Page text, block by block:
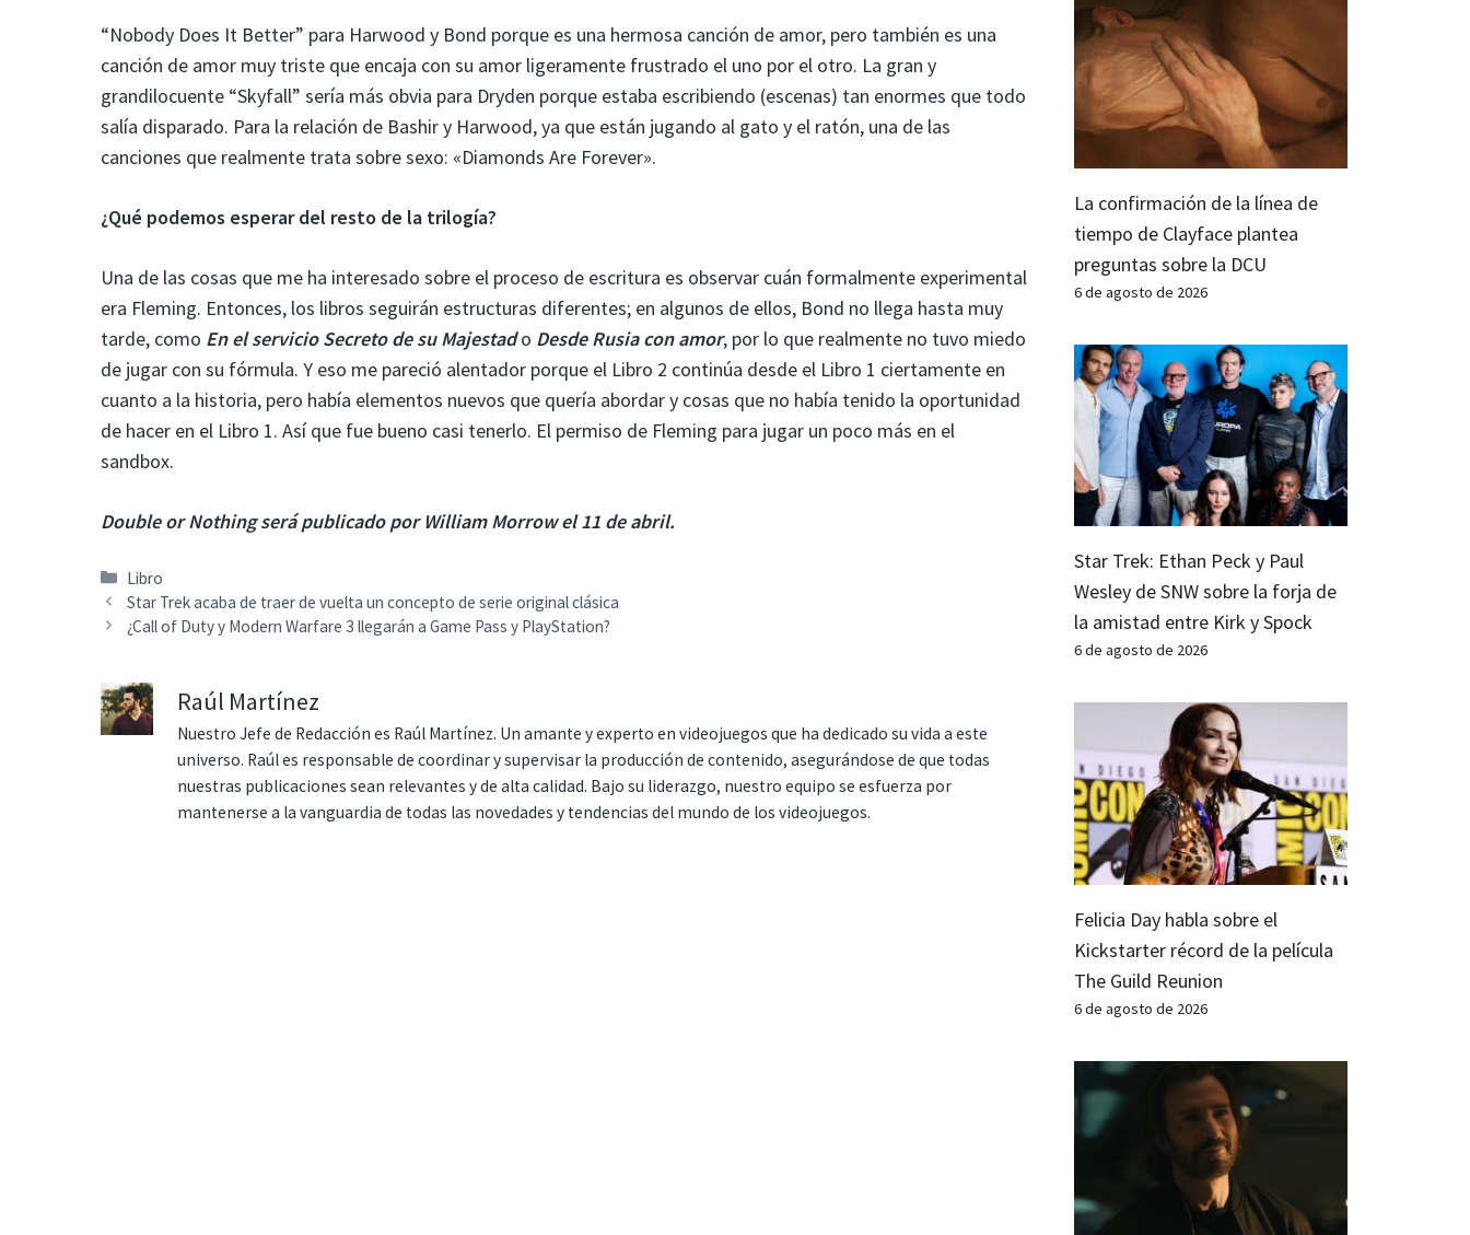
“Nobody Does It Better” para Harwood y Bond porque es una hermosa canción de amor, pero también es una
canción de amor muy triste que encaja con su amor ligeramente frustrado el uno por el otro. La gran y
grandilocuente “Skyfall” sería más obvia para Dryden porque estaba escribiendo (escenas) tan enormes que todo
salía disparado. Para la relación de Bashir y Harwood, ya que están jugando al gato y el ratón, una de las
canciones que realmente trata sobre sexo: «Diamonds Are Forever».
¿Qué podemos esperar del resto de la trilogía?
Una de las cosas que me ha interesado sobre el proceso de escritura es observar cuán formalmente experimental
era Fleming. Entonces, los libros seguirán estructuras diferentes; en algunos de ellos, Bond no llega hasta muy
tarde, como En el servicio Secreto de su Majestado Desde Rusia con amor, por lo que realmente no tuvo miedo
de jugar con su fórmula. Y eso me pareció alentador porque el Libro 2 continúa desde el Libro 1 ciertamente en
cuanto a la historia, pero había elementos nuevos que quería abordar y cosas que no había tenido la oportunidad
de hacer en el Libro 1. Así que fue bueno casi tenerlo. El permiso de Fleming para jugar un poco más en el
sandbox.
Double or Nothing será publicado por William Morrow el 11 de abril.
Categorías
Libro
Star Trek acaba de traer de vuelta un concepto de serie original clásica
¿Call of Duty y Modern Warfare 3 llegarán a Game Pass y PlayStation?
Raúl Martínez
Nuestro Jefe de Redacción es Raúl Martínez. Un amante y experto en videojuegos que ha dedicado su vida a este
universo. Raúl es responsable de coordinar y supervisar la producción de contenido, asegurándose de que todas
nuestras publicaciones sean relevantes y de alta calidad. Bajo su liderazgo, nuestro equipo se esfuerza por
mantenerse a la vanguardia de todas las novedades y tendencias del mundo de los videojuegos.
La confirmación de la línea de
tiempo de Clayface plantea
preguntas sobre la DCU
6 de agosto de 2026
Star Trek: Ethan Peck y Paul
Wesley de SNW sobre la forja de
la amistad entre Kirk y Spock
6 de agosto de 2026
Felicia Day habla sobre el
Kickstarter récord de la película
The Guild Reunion
6 de agosto de 2026